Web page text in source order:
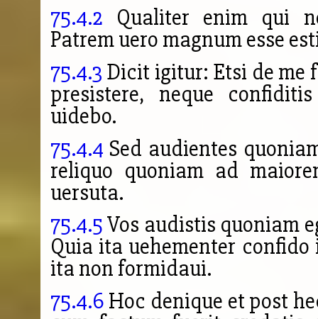
75.4.2 Qualiter enim qui
Patrem uero magnum esse
75.4.3 Dicit igitur: Etsi de me
presistere, neque
uidebo.
75.4.4 Sed audientes
reliquo quoniam ad
uersuta.
75.4.5Vos audistis quoniam
Quia ita uehementer
ita non formidaui.
75.4.6 Hoc denique et post